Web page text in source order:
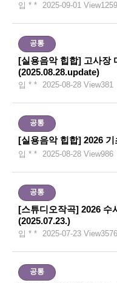
입 * * 2025-09-01 View1259
공통
[실용음악 힙합] 고사장
(2025.08.28.update)
입 * * 2025-08-28 View381
공통
[실용음악 힙합] 2026
입 * * 2025-08-28 View986
공통
[스튜디오작곡] 2026 수
(2025.07.23.)
입 * * 2025-07-23 View3576
공통